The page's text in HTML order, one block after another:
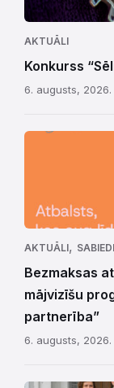
AKTUĀLI
Konkurss
6. augusts, 2026.
AKTUĀLI,
Bezmaksas
mājvizīšu
partnerība”
6. augusts, 2026.